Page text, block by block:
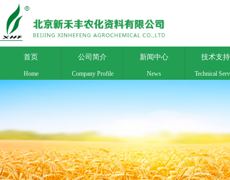
首页 公司简介 新闻中心 技术支持
Home Company Profile News Technical